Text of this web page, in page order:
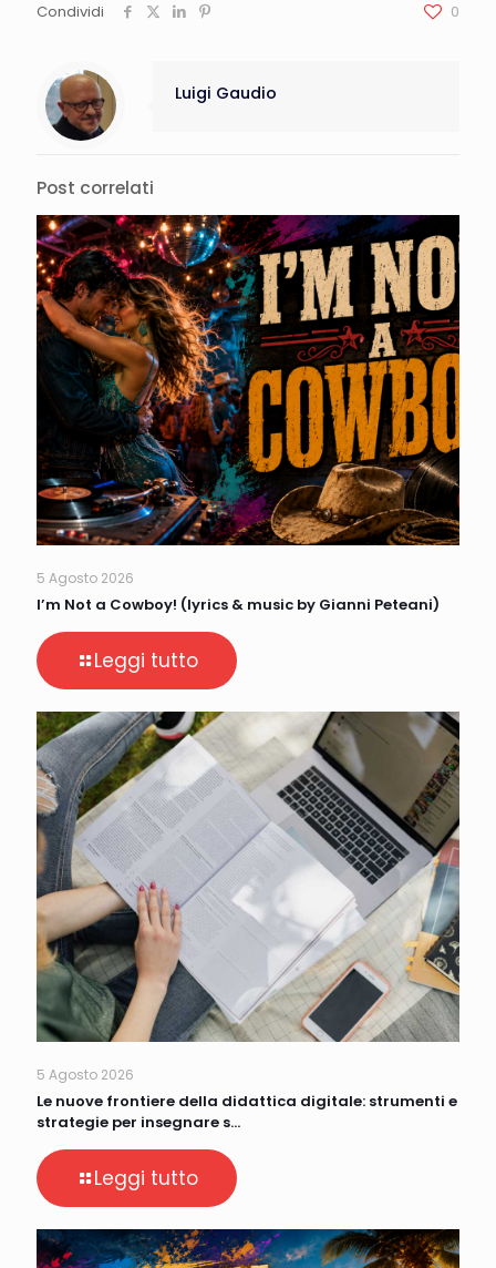
Condividi 0
Luigi Gaudio
Post correlati
5 Agosto 2026
I’m Not a Cowboy! (lyrics & music by Gianni Peteani)
Leggi tutto
5 Agosto 2026
Le nuove frontiere della didattica digitale: strumenti e
strategie per insegnare s…
Leggi tutto